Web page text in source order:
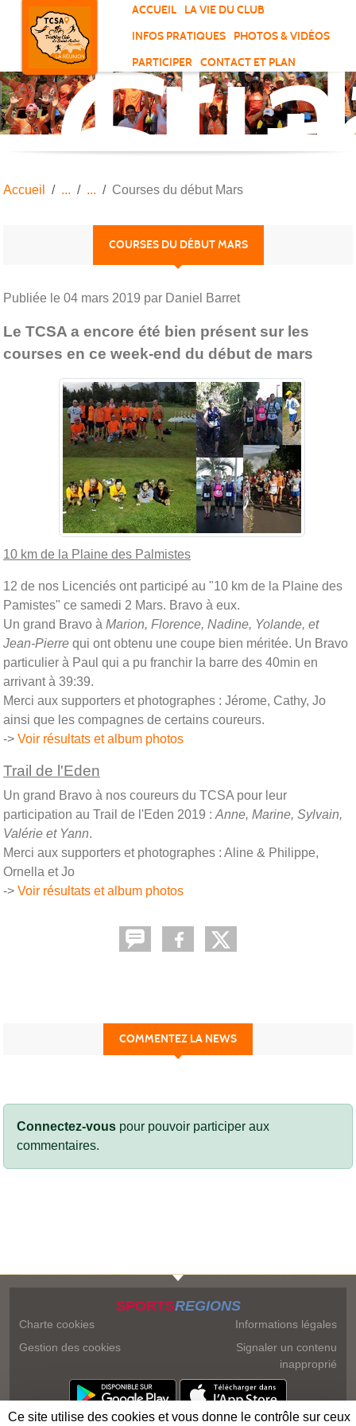
ACCUEIL
LA VIE DU CLUB
INFOS PRATIQUES
PHOTOS & VIDÉOS
PARTICIPER
CONTACT ET PLAN
de
Accueil Courses du début Mars
COURSES DU DÉBUT MARS
Publiée le 04 mars 2019 par Daniel Barret
Le TCSA a encore été bien présent sur les
courses en ce week-end du début de mars
10 km de la Plaine des Palmistes
12 de nos Licenciés ont participé au "10 km de la Plaine des
Pamistes" ce samedi 2 Mars. Bravo à eux.
Un grand Bravo à Marion, Florence, Nadine, Yolande, et
Jean-Pierre qui ont obtenu une coupe bien méritée. Un Bravo
particulier à Paul qui a pu franchir la barre des 40min en
arrivant à 39:39.
Merci aux supporters et photographes : Jérome, Cathy, Jo
ainsi que les compagnes de certains coureurs.
-> Voir résultats et album photos
Trail de l'Eden
Un grand Bravo à nos coureurs du TCSA pour leur
participation au Trail de l'Eden 2019 : Anne, Marine, Sylvain,
Valérie et Yann.
Merci aux supporters et photographes : Aline & Philippe,
Ornella et Jo
-> Voir résultats et album photos
COMMENTEZ LA NEWS
Connectez-vous pour pouvoir participer aux
commentaires.
SPORTSREGIONS
Charte cookies
Gestion des cookies
Informations légales
Signaler un contenu
inapproprié
Panneau de gestion des cookies
Ce site utilise des cookies et vous donne le contrôle sur ceux